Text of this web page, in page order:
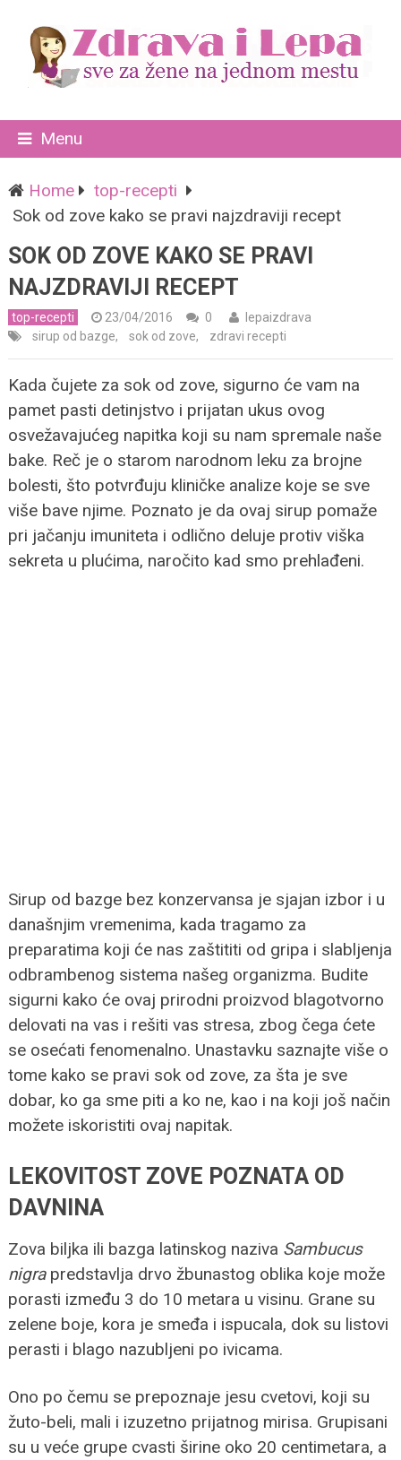
Menu
Home
top-recepti
Sok od zove kako se pravi najzdraviji recept
SOK OD ZOVE KAKO SE PRAVI
NAJZDRAVIJI RECEPT
top-recepti 23/04/2016 0
lepaizdrava
sirup od bazge, sok od zove, zdravi recepti
Kada čujete za sok od zove, sigurno će vam na
pamet pasti detinjstvo i prijatan ukus ovog
osvežavajućeg napitka koji su nam spremale naše
bake. Reč je o starom narodnom leku za brojne
bolesti, što potvrđuju kliničke analize koje se sve
više bave njime. Poznato je da ovaj sirup pomaže
pri jačanju imuniteta i odlično deluje protiv viška
sekreta u plućima, naročito kad smo prehlađeni.
Sirup od bazge bez konzervansa je sjajan izbor i u
današnjim vremenima, kada tragamo za
preparatima koji će nas zaštititi od gripa i slabljenja
odbrambenog sistema našeg organizma. Budite
sigurni kako će ovaj prirodni proizvod blagotvorno
delovati na vas i rešiti vas stresa, zbog čega ćete
se osećati fenomenalno. Unastavku saznajte više o
tome kako se pravi sok od zove, za šta je sve
dobar, ko ga sme piti a ko ne, kao i na koji još način
možete iskoristiti ovaj napitak.
LEKOVITOST ZOVE POZNATA OD
DAVNINA
Zova biljka ili bazga latinskog naziva Sambucus
nigra predstavlja drvo žbunastog oblika koje može
porasti između 3 do 10 metara u visinu. Grane su
zelene boje, kora je smeđa i ispucala, dok su listovi
perasti i blago nazubljeni po ivicama.
Ono po čemu se prepoznaje jesu cvetovi, koji su
žuto-beli, mali i izuzetno prijatnog mirisa. Grupisani
su u veće grupe cvasti širine oko 20 centimetara, a